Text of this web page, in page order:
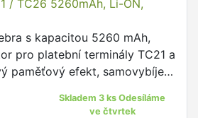
/ TC26 5260mAh, Li-ON,
s kapacitou 5260 mAh,
pro platební terminály TC21 a
paměťový efekt, samovybíjení
Skladem 3 ks Odesíláme
ve čtvrtek